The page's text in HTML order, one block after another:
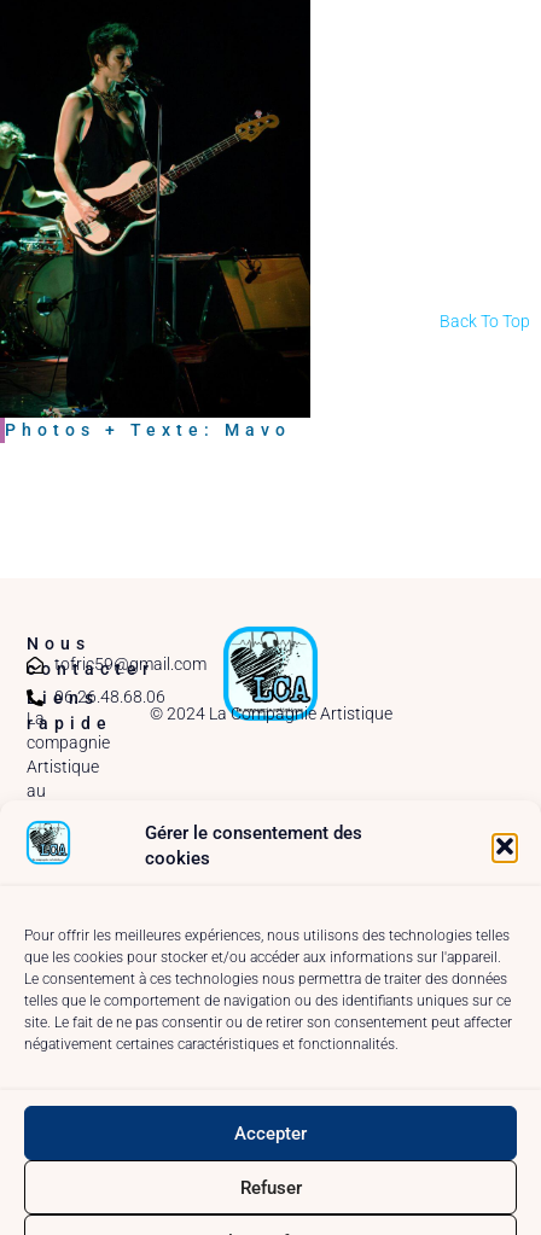
Gérer le consentement des
cookies
Pour offrir les meilleures expériences, nous utilisons des technologies telles
que les cookies pour stocker et/ou accéder aux informations sur l'appareil.
Le consentement à ces technologies nous permettra de traiter des données
telles que le comportement de navigation ou des identifiants uniques sur ce
site. Le fait de ne pas consentir ou de retirer son consentement peut affecter
négativement certaines caractéristiques et fonctionnalités.
Accepter
Refuser
Photos + Texte: Mavo
© 2024 La Compagnie Artistique
Liens
rapide
La
compagnie
Artistique
au
Arras –
2025
Réseaux
et
Contact
Conditions
Politique
Nous
contacter
tofric59@gmail.com
06.26.48.68.06
Back To Top